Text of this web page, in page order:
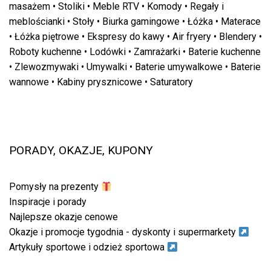
masażem • Stoliki • Meble RTV • Komody • Regały i
meblościanki • Stoły • Biurka gamingowe • Łóżka • Materace
• Łóżka piętrowe • Ekspresy do kawy • Air fryery • Blendery •
Roboty kuchenne • Lodówki • Zamrażarki • Baterie kuchenne
• Zlewozmywaki • Umywalki • Baterie umywalkowe • Baterie
wannowe • Kabiny prysznicowe • Saturatory
PORADY, OKAZJE, KUPONY
Pomysły na prezenty
Inspiracje i porady
Najlepsze okazje cenowe
Okazje i promocje tygodnia - dyskonty i supermarkety
Artykuły sportowe i odzież sportowa